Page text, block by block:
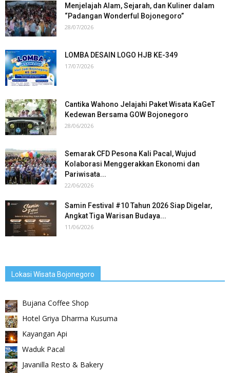
Menjelajah Alam, Sejarah, dan Kuliner dalam
“Padangan Wonderful Bojonegoro”
28/07/2026
LOMBA DESAIN LOGO HJB KE-349
17/07/2026
Cantika Wahono Jelajahi Paket Wisata KaGeT
Kedewan Bersama GOW Bojonegoro
28/06/2026
Semarak CFD Pesona Kali Pacal, Wujud
Kolaborasi Menggerakkan Ekonomi dan
Pariwisata...
22/06/2026
Samin Festival #10 Tahun 2026 Siap Digelar,
Angkat Tiga Warisan Budaya...
11/06/2026
Lokasi Wisata Bojonegoro
Bujana Coffee Shop
Hotel Griya Dharma Kusuma
Kayangan Api
Waduk Pacal
Javanilla Resto & Bakery